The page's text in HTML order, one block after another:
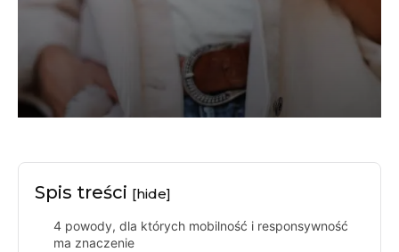
Spis treści [hide]
4 powody, dla których mobilność i responsywność
ma znaczenie